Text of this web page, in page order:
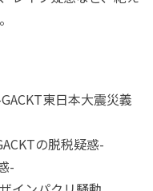
東日本大震災義
の脱税疑惑-
-